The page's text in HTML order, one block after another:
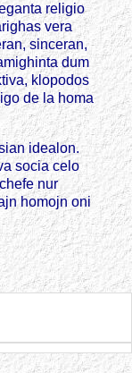
religio
vera
sinceran,
dum
klopodos
de la homa
idealon.
socia celo
nur
homojn oni